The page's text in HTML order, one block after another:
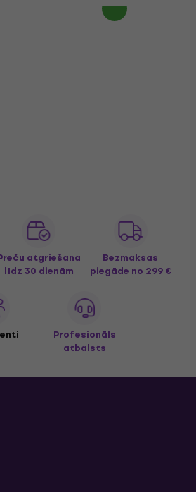
atgriešana
līdz 30 dienām
Bezmaksas
piegāde no 299 €
Profesionāls
atbalsts